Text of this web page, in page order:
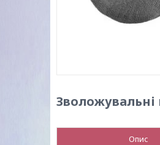
Зволожувальні
Опис